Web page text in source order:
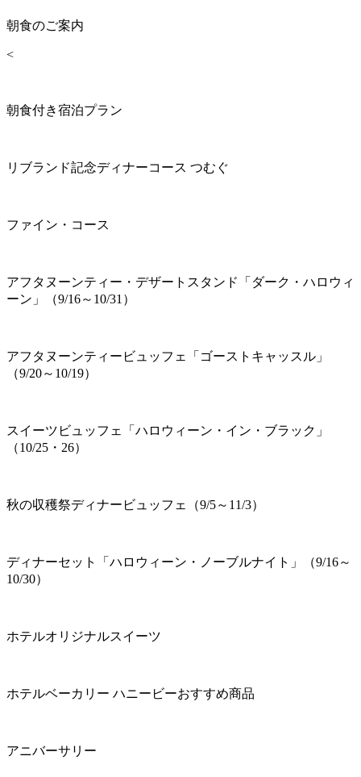
朝食のご案内
<
朝食付き宿泊プラン
リブランド記念ディナーコース つむぐ
ファイン・コース
アフタヌーンティー・デザートスタンド「ダーク・ハロウィ
ーン」（9/16～10/31）
アフタヌーンティービュッフェ「ゴーストキャッスル」
（9/20～10/19）
スイーツビュッフェ「ハロウィーン・イン・ブラック」
（10/25・26）
秋の収穫祭ディナービュッフェ（9/5～11/3）
ディナーセット「ハロウィーン・ノーブルナイト」（9/16～
10/30）
ホテルオリジナルスイーツ
ホテルベーカリー ハニービーおすすめ商品
アニバーサリー